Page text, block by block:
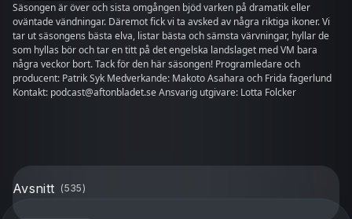
Säsongen är över och sista omgången bjöd varken på dramatik eller
oväntade vändningar. Däremot fick vi ta avsked av några riktiga ikoner. Vi
tar ut säsongens bästa elva, listar bästa och sämsta värvningar, hyllar de
som hyllas bör och tar en titt på det engelska landslaget med VM bara
några veckor bort. Tack för den här säsongen! Programledare och
producent: Patrik Syk Medverkande: Makoto Asahara och Frida fagerlund
Kontakt: podcast@aftonbladet.se Ansvarig utgivare: Lotta Folcker
Avsnitt (535)